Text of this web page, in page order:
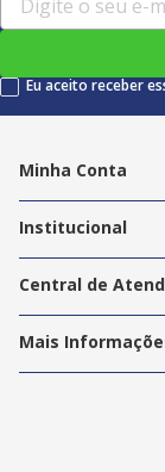
Eu aceito receber
Minha Conta
Editar endereços
Institucional
Nossas Lojas
Trabalhe Conosco
Central de
Política de
Termos e
Politica de Entrega
Mais
2ª Via Nota Fiscal